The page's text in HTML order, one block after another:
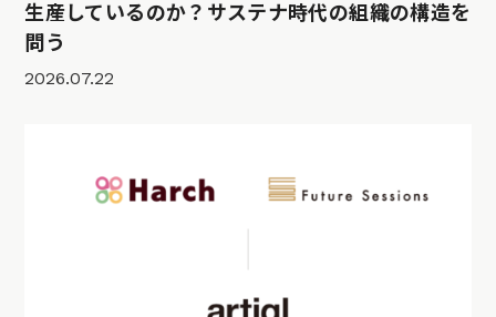
生産しているのか？サステナ時代の組織の構造を
問う
2026.07.22